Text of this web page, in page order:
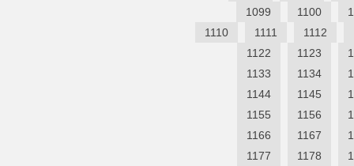
1099
1100
1110
1111 1112
1122
1123
1133
1134
1144
1145
1155
1156
1166
1167
1177
1178